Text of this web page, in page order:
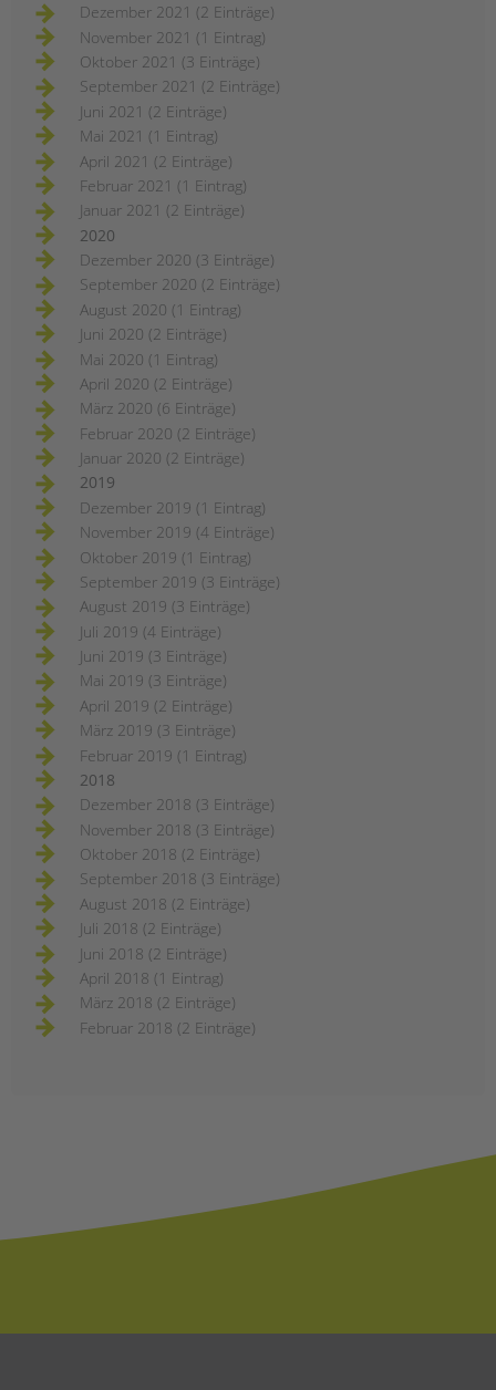
Dezember 2021 (2 Einträge)
November 2021 (1 Eintrag)
Oktober 2021 (3 Einträge)
September 2021 (2 Einträge)
Juni 2021 (2 Einträge)
Mai 2021 (1 Eintrag)
April 2021 (2 Einträge)
Februar 2021 (1 Eintrag)
Januar 2021 (2 Einträge)
2020
Dezember 2020 (3 Einträge)
September 2020 (2 Einträge)
August 2020 (1 Eintrag)
Juni 2020 (2 Einträge)
Mai 2020 (1 Eintrag)
April 2020 (2 Einträge)
März 2020 (6 Einträge)
Februar 2020 (2 Einträge)
Januar 2020 (2 Einträge)
2019
Dezember 2019 (1 Eintrag)
November 2019 (4 Einträge)
Oktober 2019 (1 Eintrag)
September 2019 (3 Einträge)
August 2019 (3 Einträge)
Juli 2019 (4 Einträge)
Juni 2019 (3 Einträge)
Mai 2019 (3 Einträge)
April 2019 (2 Einträge)
März 2019 (3 Einträge)
Februar 2019 (1 Eintrag)
2018
Dezember 2018 (3 Einträge)
November 2018 (3 Einträge)
Oktober 2018 (2 Einträge)
September 2018 (3 Einträge)
August 2018 (2 Einträge)
Juli 2018 (2 Einträge)
Juni 2018 (2 Einträge)
April 2018 (1 Eintrag)
März 2018 (2 Einträge)
Februar 2018 (2 Einträge)